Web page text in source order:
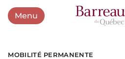
MenuOuvrir le menu
MOBILITÉ PERMANENTE